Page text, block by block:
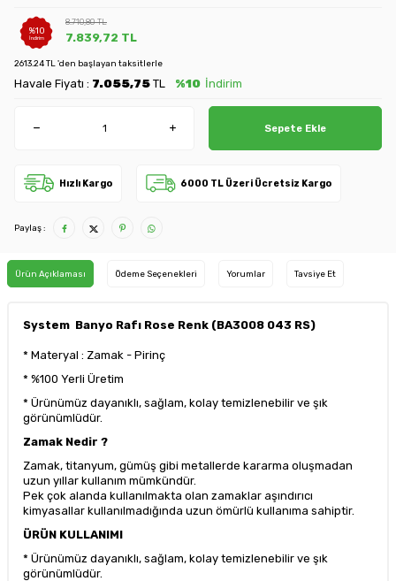
%10
İndirim
8.710,80TL
7.839,72 TL
2613.24 TL 'den başlayan taksitlerle
Havale Fiyatı : 7.055,75 TL %10 İndirim
Sepete Ekle
Hızlı Kargo 6000 TL Üzeri Ücretsiz Kargo
Paylaş :
Ürün Açıklaması Ödeme Seçenekleri Yorumlar Tavsiye Et
System Banyo Rafı Rose Renk (BA3008 043 RS)
* Materyal : Zamak - Pirinç
* %100 Yerli Üretim
* Ürünümüz dayanıklı, sağlam, kolay temizlenebilir ve şık
görünümlüdür.
Zamak Nedir ?
Zamak, titanyum, gümüş gibi metallerde kararma oluşmadan
uzun yıllar kullanım mümkündür.
Pek çok alanda kullanılmakta olan zamaklar aşındırıcı
kimyasallar kullanılmadığında uzun ömürlü kullanıma sahiptir.
ÜRÜN KULLANIMI
* Ürünümüz dayanıklı, sağlam, kolay temizlenebilir ve şık
görünümlüdür.